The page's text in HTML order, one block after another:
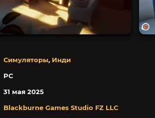
Симуляторы, Инди
PC
31 мая 2025
Blackburne Games Studio FZ LLC